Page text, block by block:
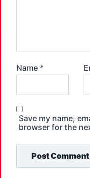
Name *
Save my name,
browser for the